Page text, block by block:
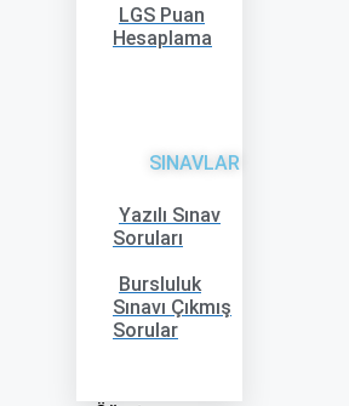
LGS Puan
Hesaplama
SINAVLAR
Yazılı Sınav
Soruları
Bursluluk
Sınavı Çıkmış
Sorular